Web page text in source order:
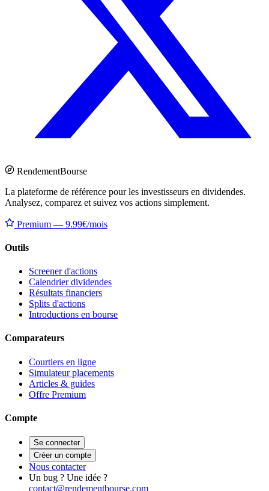
RendementBourse
La plateforme de référence pour les investisseurs en dividendes.
Analysez, comparez et suivez vos actions simplement.
Premium — 9.99€/mois
Outils
Screener d'actions
Calendrier dividendes
Résultats financiers
Splits d'actions
Introductions en bourse
Comparateurs
Courtiers en ligne
Simulateur placements
Articles & guides
Offre Premium
Compte
Se connecter
Créer un compte
Nous contacter
Un bug ? Une idée ?
contact@rendementbourse.com